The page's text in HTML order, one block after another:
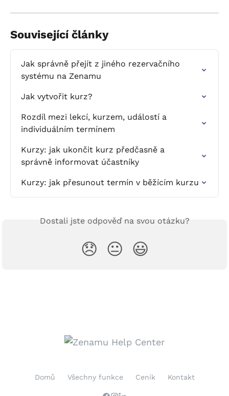
Související články
Jak správně přejít z jiného rezervačního
systému na Zenamu
Jak vytvořit kurz?
Rozdíl mezi lekcí, kurzem, událostí a
individuálním termínem
Kurzy: jak ukončit kurz předčasně a
správně informovat účastníky
Kurzy: jak přesunout termín v běžícím kurzu
Dostali jste odpověď na svou otázku?
😞 😐 😃
Domů Všechny funkce Ceník Kontakt